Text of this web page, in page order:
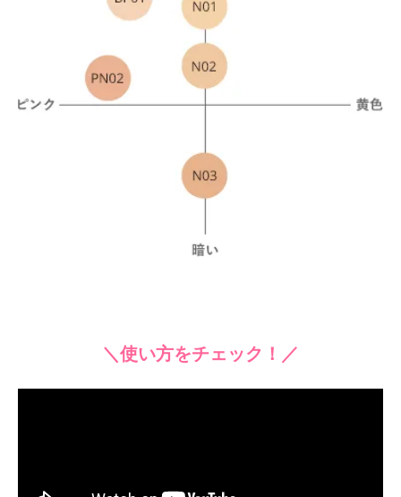
＼使い方をチェック！／